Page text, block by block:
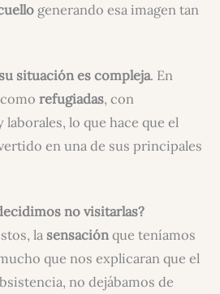
generando esa imagen tan
su situación es compleja. En
refugiadas, con
lo que hace que el
en una de sus principales
no visitarlas?
la sensaciónque teníamos
que nos explicaran que el
no dejábamos de